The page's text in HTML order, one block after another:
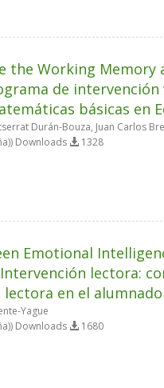
Working Memory
de
básicas en
Durán-Bouza, Juan Carlos
Downloads 1328
Emotional
lectora:
en el
Yague
Downloads 1680